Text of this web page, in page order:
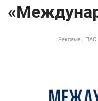
Реклама | ПАО